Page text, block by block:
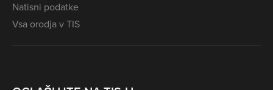
Natisni podatke
Vsa orodja v TIS